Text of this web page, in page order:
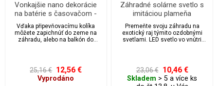
Vonkajšie nano dekorácie
na batérie s časovačom -
vločka
Vďaka připevňovacímu kolíka
môžete zapichnúť do zeme na
záhradu, alebo na balkón do
po 6 hodinách a opätovné
zapnutie po 18 hodinách. Vytvorí
krásnu a veľmi decentné
25,16 € 12,56 €
Vyprodáno
Záhradné solárne svetlo s
imitáciou plameňa
Premeňte svoju záhradu na
exotický raj týmito ozdobnými
svetlami. LED svetlo vo vnútri
až 8 hodín.
23,06 € 10,46 €
Skladem > 5 a více ks